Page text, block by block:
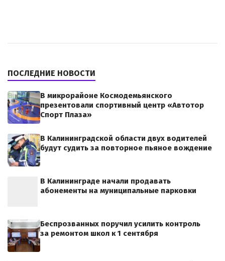
ПОСЛЕДНИЕ НОВОСТИ
В микрорайоне Космодемьянского
презентовали спортивный центр «Автотор
Спорт Плаза»
В Калининградской области двух водителей
будут судить за повторное пьяное вождение
В Калининграде начали продавать
абонементы на муниципальные парковки
Беспрозванных поручил усилить контроль
за ремонтом школ к 1 сентября